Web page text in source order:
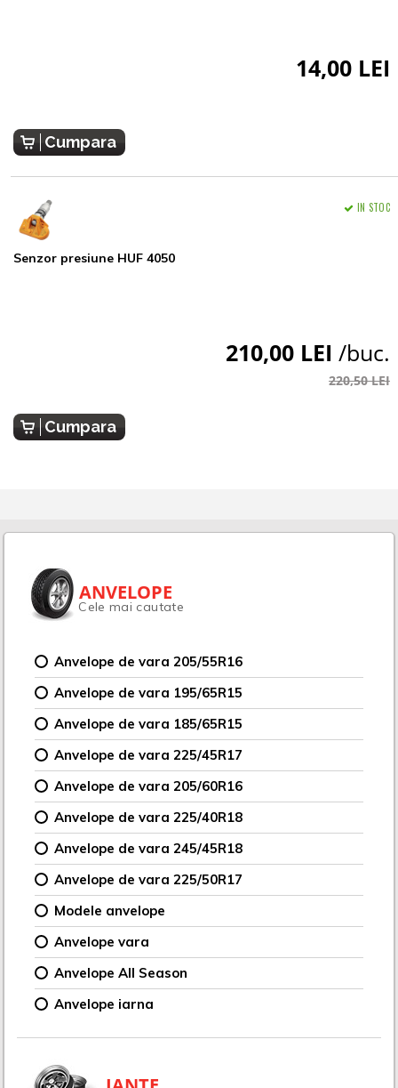
14,00 LEI
Cumpara
Senzor presiune HUF 4050
IN STOC
210,00 LEI /buc.
220,50 LEI
Cumpara
ANVELOPE
Cele mai cautate
Anvelope de vara 205/55R16
Anvelope de vara 195/65R15
Anvelope de vara 185/65R15
Anvelope de vara 225/45R17
Anvelope de vara 205/60R16
Anvelope de vara 225/40R18
Anvelope de vara 245/45R18
Anvelope de vara 225/50R17
Modele anvelope
Anvelope vara
Anvelope All Season
Anvelope iarna